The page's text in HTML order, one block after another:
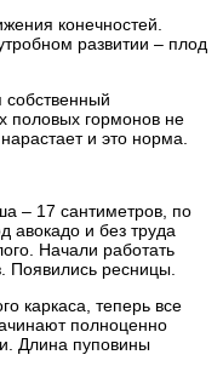
конечностей.
развитии – плод
собственный
половых гормонов не
и это норма.
– 17 сантиметров, по
авокадо и без труда
Начали работать
Появились ресницы.
каркаса, теперь все
полноценно
Длина пуповины